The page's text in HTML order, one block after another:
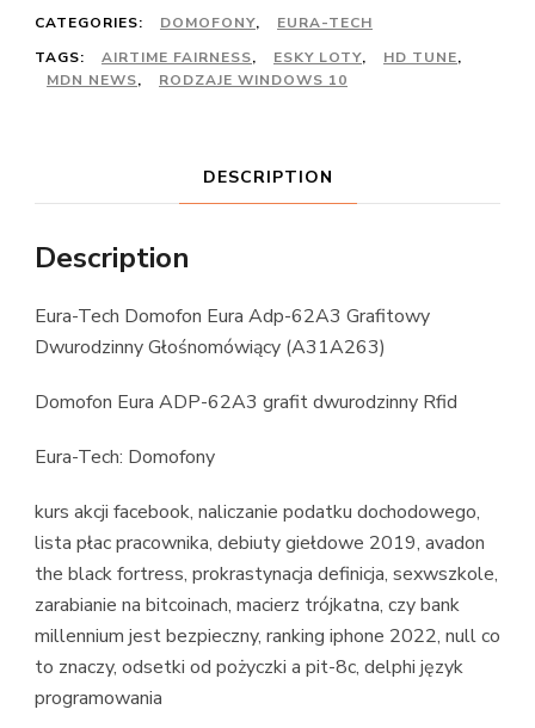
CATEGORIES:
DOMOFONY,
EURA-TECH
TAGS:
AIRTIME FAIRNESS, ESKY LOTY, HD TUNE,
MDN NEWS, RODZAJE WINDOWS 10
DESCRIPTION
Description
Eura-Tech Domofon Eura Adp-62A3 Grafitowy
Dwurodzinny Głośnomówiący (A31A263)
Domofon Eura ADP-62A3 grafit dwurodzinny Rfid
Eura-Tech: Domofony
kurs akcji facebook, naliczanie podatku dochodowego,
lista płac pracownika, debiuty giełdowe 2019, avadon
the black fortress, prokrastynacja definicja, sexwszkole,
zarabianie na bitcoinach, macierz trójkatna, czy bank
millennium jest bezpieczny, ranking iphone 2022, null co
to znaczy, odsetki od pożyczki a pit-8c, delphi język
programowania